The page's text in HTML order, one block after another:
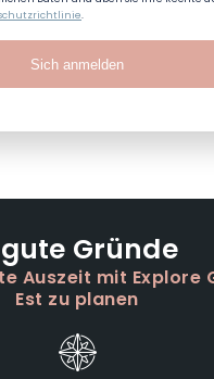
.
Sich anmelden
Gründe
Auszeit mit Explore
Est zu planen